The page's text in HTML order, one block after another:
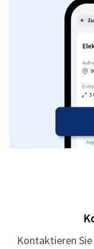
Kontaktieren